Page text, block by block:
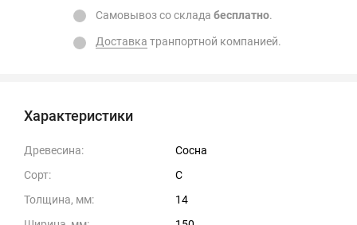
Характеристики
Древесина:
Сосна
Сорт:
С
Толщина, мм:
14
Самовывоз со склада бесплатно.
Доставка транпортной компанией.